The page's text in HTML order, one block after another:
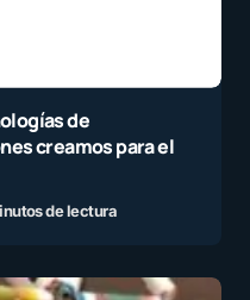
de
creamos para el
de lectura